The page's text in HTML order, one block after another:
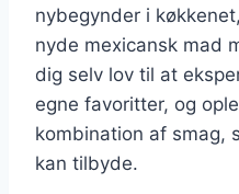
nybegynder i
nyde mexicansk mad
dig selv lov til at
egne favoritter, og
kombination af smag,
kan tilbyde.